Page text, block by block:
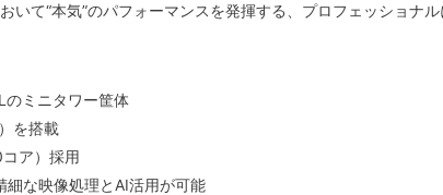
て“本気”のパフォーマンスを発揮する、プロフェッショナル
ミニタワー筐体
を搭載
ア）採用
細な映像処理とAI活用が可能